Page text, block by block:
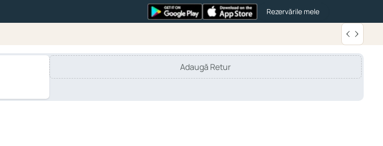
Rezervările mele
Adaugă Retur